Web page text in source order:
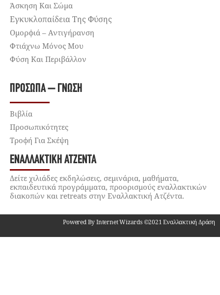
Άσκηση Και Σώμα
Εγκυκλοπαίδεια Της Φύσης
Ομορφιά – Αντιγήρανση
Φτιάχνω Μόνος Μου
Φύση Και Περιβάλλον
ΠΡΌΣΩΠΑ – ΓΝΏΣΗ
Βιβλία
Προσωπικότητες
Τροφή Για Σκέψη
ΕΝΑΛΛΑΚΤΙΚΉ ΑΤΖΈΝΤΑ
Δείτε χιλιάδες εκδηλώσεις, σεμινάρια, μαθήματα,
εκπαιδευτικά προγράμματα, προορισμούς εναλλακτικών
διακοπών και retreats στην Εναλλακτική Ατζέντα.
Powered By Internet Wizards ©2021 Εναλλακτική Δράση